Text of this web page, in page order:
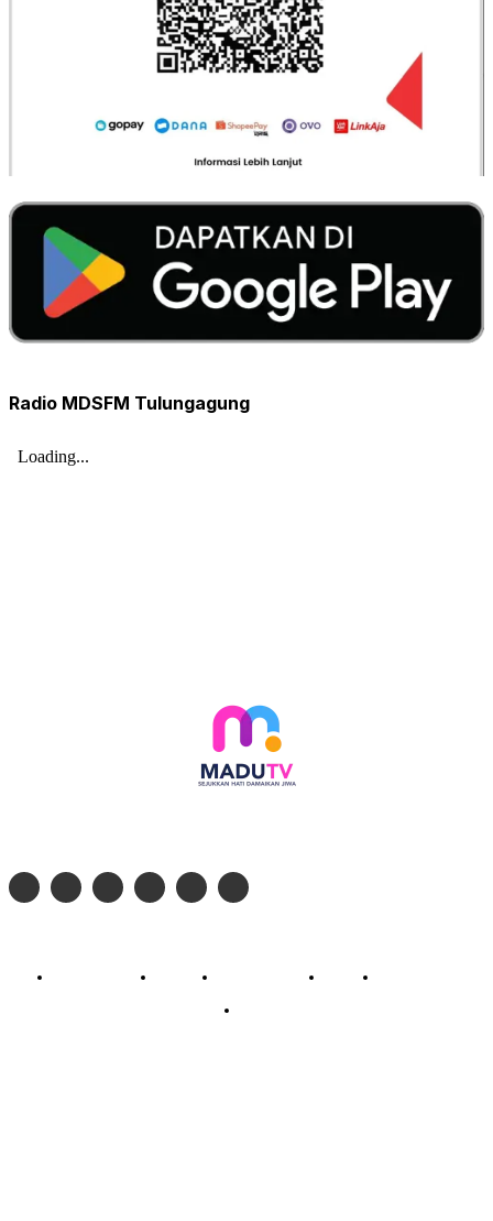
Radio MDSFM Tulungagung
Profil Madu TV Redaksi Pedoman Siber Kontak